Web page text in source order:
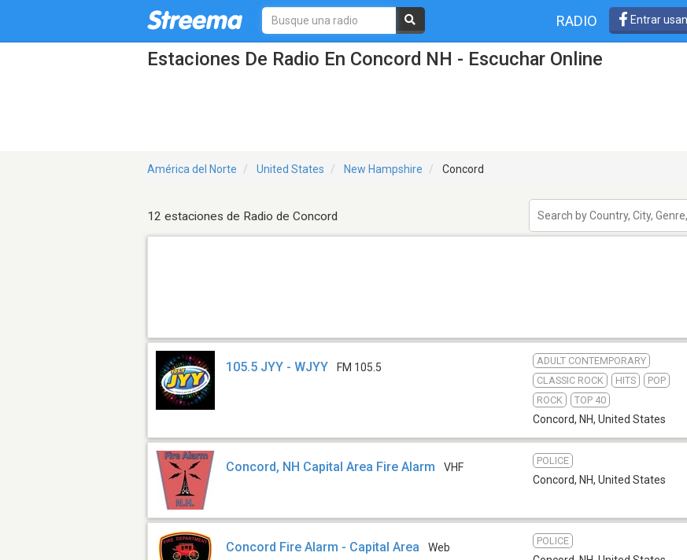
RADIO Entrar
Estaciones De Radio En Concord NH - Escuchar Online
América del Norte United States New Hampshire Concord
12 estaciones de Radio de Concord
105.5 JYY - WJYY FM 105.5
ADULT CONTEMPORARY
CLASSIC ROCK
HITS
POP
ROCK
TOP 40
Concord, NH, United States
Concord, NH Capital Area Fire Alarm VHF
POLICE
Concord, NH, United States
Concord Fire Alarm - Capital Area Web
POLICE